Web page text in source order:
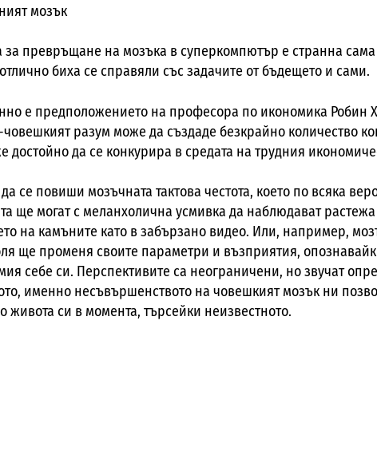
мозък
за превръщане на мозъка в суперкомпютър е странна сама
биха се справяли със задачите от бъдещето и сами.
е предположението на професора по икономика Робин
разум може да създаде безкрайно количество
достойно да се конкурира в средата на трудния
се повиши мозъчната тактова честота, което по всяка
ще могат с меланхолична усмивка да наблюдават
на камъните като в забързано видео. Или, например,
ще променя своите параметри и възприятия,
себе си. Перспективите са неограничени, но звучат
именно несъвършенството на човешкият мозък ни
живота си в момента, търсейки неизвестното.